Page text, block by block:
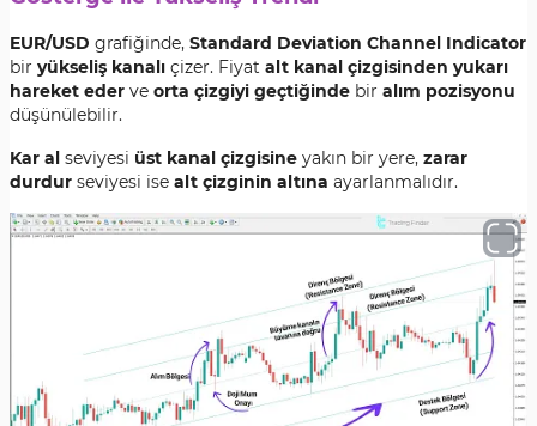
EUR/USD grafiğinde, Standard Deviation Channel Indicator
bir yükseliş kanalı çizer. Fiyat alt kanal çizgisinden yukarı
hareket eder ve orta çizgiyi geçtiğinde bir alım pozisyonu
düşünülebilir.
Kar al seviyesi üst kanal çizgisine yakın bir yere, zarar
durdur seviyesi ise alt çizginin altına ayarlanmalıdır.